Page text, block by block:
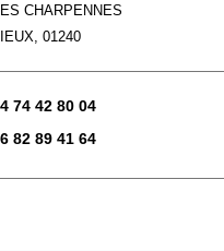
CHARPENNES
01240
74 42 80 04
82 89 41 64